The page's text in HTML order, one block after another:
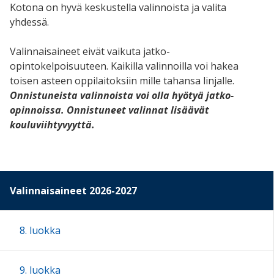
Kotona on hyvä keskustella valinnoista ja valita
yhdessä.
Valinnaisaineet eivät vaikuta jatko-
opintokelpoisuuteen. Kaikilla valinnoilla voi hakea
toisen asteen oppilaitoksiin mille tahansa linjalle.
Onnistuneista valinnoista voi olla hyötyä jatko-
opinnoissa. Onnistuneet valinnat lisäävät
kouluviihtyvyyttä.
Valinnaisaineet 2026-2027
8. luokka
9. luokka